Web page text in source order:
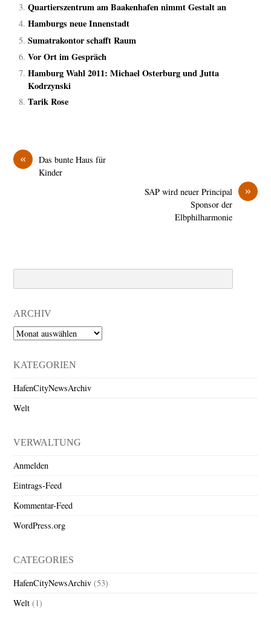
Quartierszentrum am Baakenhafen nimmt Gestalt an
Hamburgs neue Innenstadt
Sumatrakontor schafft Raum
Vor Ort im Gespräch
Hamburg Wahl 2011: Michael Osterburg und Jutta
Kodrzynski
Tarik Rose
«
Das bunte Haus für
Kinder
»
SAP wird neuer Principal
Sponsor der
Elbphilharmonie
ARCHIV
Archiv
KATEGORIEN
HafenCityNewsArchiv
Welt
VERWALTUNG
Anmelden
Eintrags-Feed
Kommentar-Feed
WordPress.org
CATEGORIES
HafenCityNewsArchiv (53)
Welt (1)